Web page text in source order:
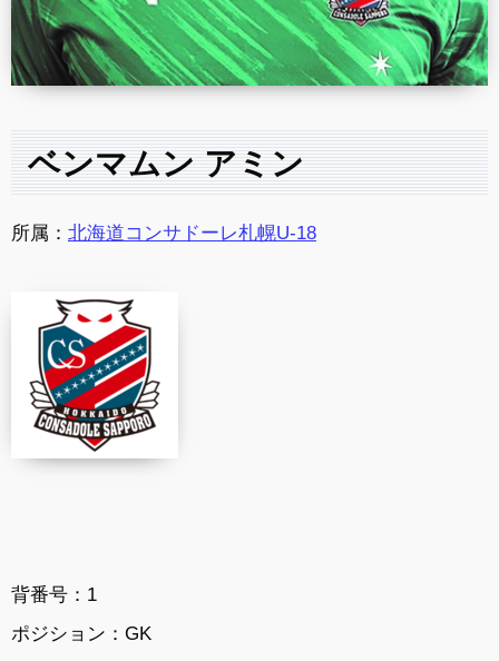
ベンマムン アミン
所属： 北海道コンサドーレ札幌U-18
背番号：1
ポジション：GK